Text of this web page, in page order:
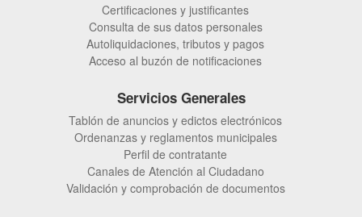
Certificaciones y justificantes
Consulta de sus datos personales
Autoliquidaciones, tributos y pagos
Acceso al buzón de notificaciones
Servicios Generales
Tablón de anuncios y edictos electrónicos
Ordenanzas y reglamentos municipales
Perfil de contratante
Canales de Atención al Ciudadano
Validación y comprobación de documentos